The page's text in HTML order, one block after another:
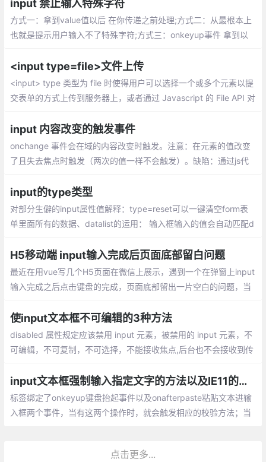
input 禁止输入特殊字符
方式一：拿到value值以后 在你传递之前处理;方式二：从最根本上
也就是提示用户输入不了特殊字符;方式三：onkeyup事件 拿到以
<input type=file>文件上传
<input> type 类型为 file 时使得用户可以选择一个或多个元素以提
交表单的方式上传到服务器上，或者通过 Javascript 的 File API 对
input 内容改变的触发事件
onchange 事件会在域的内容改变时触发。注意：在元素的值改变
了且失去焦点时触发（两次的值一样不会触发）。缺陷：通过js代
input的type类型
对部分生僻的input属性值解释：type=reset可以一键清空form表
单里面所有的数据、datalist的运用： 输入框输入的值会自动匹配d
H5移动端 input输入完成后页面底部留白问题
最近在用vue写几个H5页面在微信上展示，遇到一个在弹窗上input
输入完成之后点击键盘的完成，页面底部留出一片空白的问题，当
使input文本框不可编辑的3种方法
disabled 属性规定应该禁用 input 元素，被禁用的 input 元素，不
可编辑，不可复制，不可选择，不能接收焦点,后台也不会接收到传
input文本框强制输入指定文字的方法以及IE11的兼容
标签绑定了onkeyup键盘抬起事件以及onafterpaste粘贴文本进输
入框两个事件，当有这两个操作时，就会触发相应的校验方法；当
点击更多...